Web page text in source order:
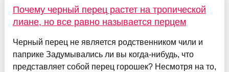
Почему черный перец растет на тропической
лиане, но все равно называется перцем
Черный перец не является родственником чили и
паприке Задумывались ли вы когда-нибудь, что
представляет собой перец горошек? Несмотря на то,